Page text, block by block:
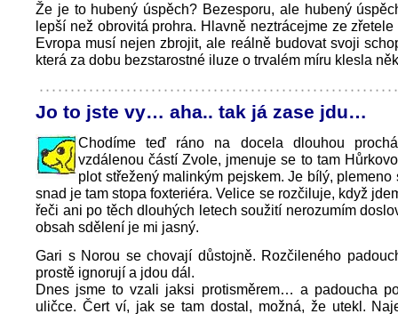
Že je to hubený úspěch? Bezesporu, ale hubený
lepší než obrovitá prohra. Hlavně neztrácejme ze zřetele
Evropa musí nejen zbrojit, ale reálně budovat svoji
která za dobu bezstarostné iluze o trvalém míru klesla
Jo to jste vy… aha.. tak já zase jdu…
Chodíme teď ráno na docela dlouhou
vzdálenou částí Zvole, jmenuje se to tam
plot střežený malinkým pejskem. Je bílý, plemeno
snad je tam stopa foxteriéra. Velice se rozčiluje, když
řeči ani po těch dlouhých letech soužití nerozumím
obsah sdělení je mi jasný.
Gari s Norou se chovají důstojně. Rozčileného
prostě ignorují a jdou dál.
Dnes jsme to vzali jaksi protisměrem… a padoucha
uličce. Čert ví, jak se tam dostal, možná, že utekl.